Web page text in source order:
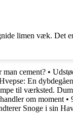
limen væk. Det
cement? •
En
til værksted.
om moment •
Snoge i sin